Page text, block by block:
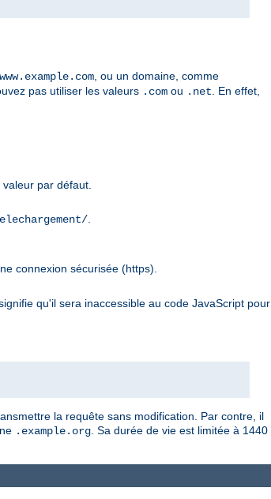
www.example.com, ou un domaine, comme
pas utiliser les valeurs .com ou .net. En effet,
par défaut.
.
connexion sécurisée (https).
qu'il sera inaccessible au code JavaScript pour
la requête sans modification. Par contre, il
.example.org. Sa durée de vie est limitée à 1440